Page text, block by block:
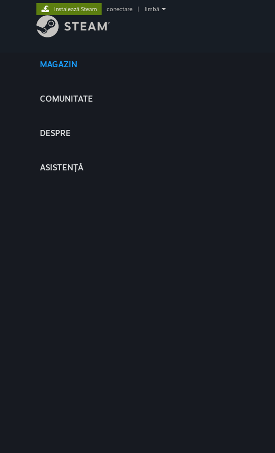
MAGAZIN
COMUNITATE
DESPRE
ASISTENȚĂ
Instalează Steam conectare limbă